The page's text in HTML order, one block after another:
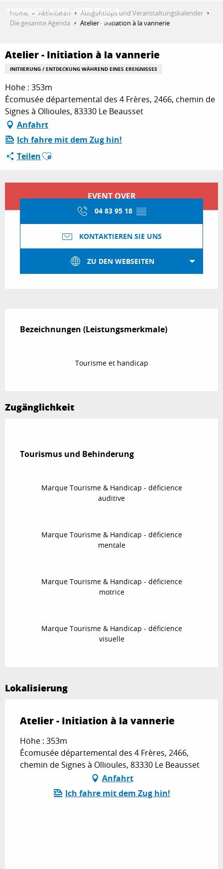
contenu
AKTIVITÄTEN
AUFENTHALT
ESPACE PRO
Home Aktivitäten
Ausgehtipps und Veranstaltungskalender
Die gesamte Agenda
Atelier - Initiation à la vannerie
Atelier - Initiation à la vannerie
INITIIERUNG / ENTDECKUNG WÄHREND EINES EREIGNISSES
Höhe : 353m
Écomusée départemental des 4 Frères, 2466, chemin de
Signes à Ollioules, 83330 Le Beausset
Anfahrt
Ich fahre mit dem Zug hin!
TeilenAjouter aux favoris
Öffnungszeiten & Kontaktdaten
EVENT OVER
04 83 95 18 ▒▒
KONTAKTIEREN SIE UNS
ZU DEN WEBSEITEN
Bezeichnungen (Leistungsmerkmale)
Bezeichnungen (Leistungsmerkmale)
Tourisme et handicap
Zugänglichkeit
Tourismus und Behinderung
Tourismus und Behinderung
Marque Tourisme & Handicap - déficience
auditive
Marque Tourisme & Handicap - déficience
mentale
Marque Tourisme & Handicap - déficience
motrice
Marque Tourisme & Handicap - déficience
visuelle
Lokalisierung
Atelier - Initiation à la vannerie
Höhe : 353m
Écomusée départemental des 4 Frères, 2466,
chemin de Signes à Ollioules, 83330 Le Beausset
Anfahrt
Ich fahre mit dem Zug hin!